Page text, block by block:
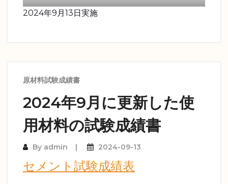
2024年9月13日実施
原材料試験成績書
2024年9月に更新した使
用材料の試験成績書
By admin 2024-09-13
セメント試験成績表